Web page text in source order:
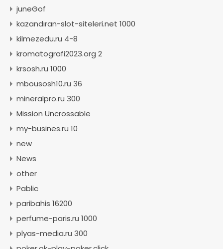
juneGof
kazandıran-slot-siteleri.net 1000
kilmezedu.ru 4-8
kromatografi2023.org 2
krsosh.ru 1000
mbousosh10.ru 36
mineralpro.ru 300
Mission Uncrossable
my-busines.ru 10
new
News
other
Pablic
paribahis 16200
perfume-paris.ru 1000
plyas-media.ru 300